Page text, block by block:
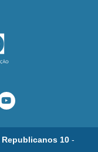
Republicanos 10 -